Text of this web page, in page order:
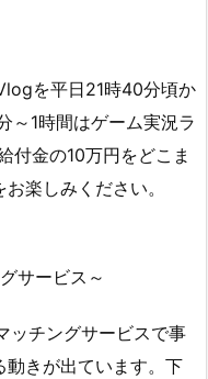
を平日21時40分頃か
～1時間はゲーム実況ラ
付金の10万円をどこま
楽しみください。
サービス～
ッチングサービスで事
動きが出ています。下